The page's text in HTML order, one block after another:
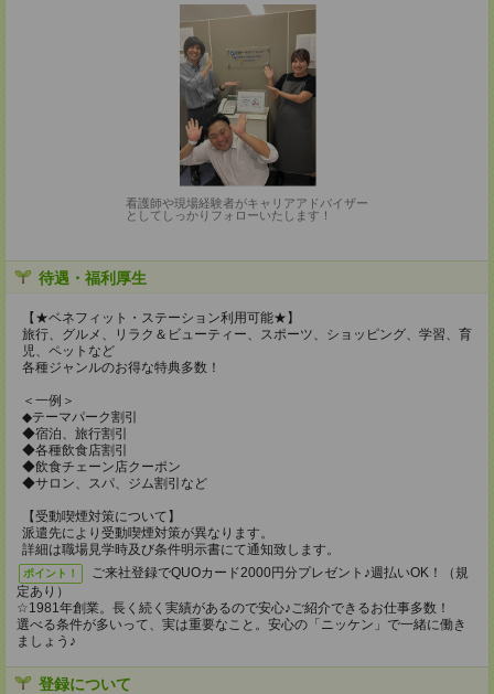
看護師や現場経験者がキャリアアドバイザー
としてしっかりフォローいたします！
待遇・福利厚生
【★ベネフィット・ステーション利用可能★】
旅行、グルメ、リラク＆ビューティー、スポーツ、ショッピング、学習、育
児、ペットなど
各種ジャンルのお得な特典多数！
＜一例＞
◆テーマパーク割引
◆宿泊、旅行割引
◆各種飲食店割引
◆飲食チェーン店クーポン
◆サロン、スパ、ジム割引など
【受動喫煙対策について】
派遣先により受動喫煙対策が異なります。
詳細は職場見学時及び条件明示書にて通知致します。
ポイント！
ご来社登録でQUOカード2000円分プレゼント♪週払いOK！（規
定あり）
☆1981年創業。長く続く実績があるので安心♪ご紹介できるお仕事多数！
選べる条件が多いって、実は重要なこと。安心の「ニッケン」で一緒に働き
ましょう♪
登録について